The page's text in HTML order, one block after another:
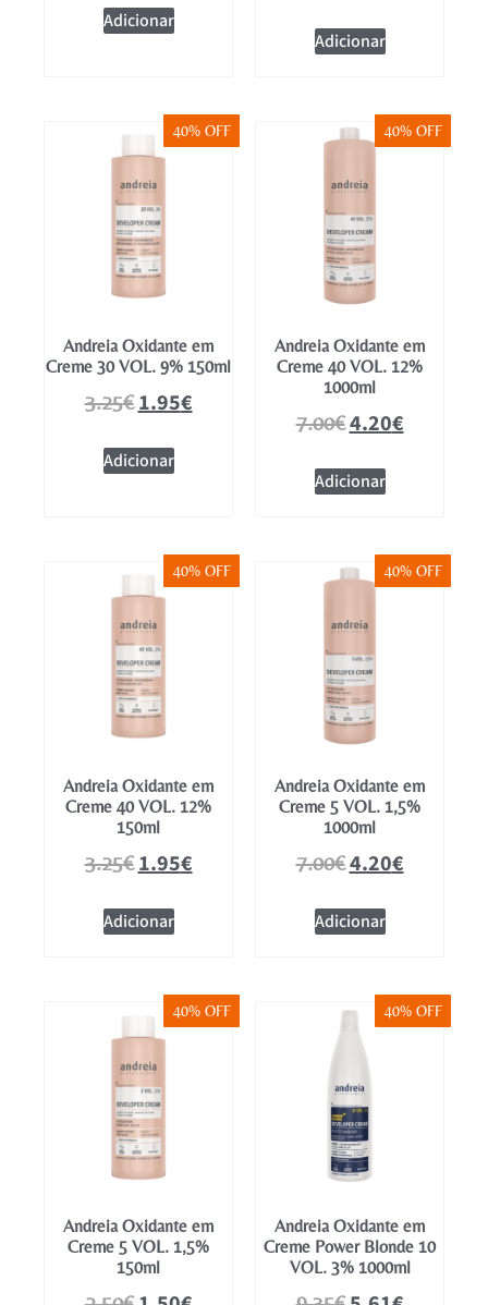
Adicionar
Adicionar
40% OFF
Andreia Oxidante em
Creme 30 VOL. 9% 150ml
3.25€1.95€
Adicionar
40% OFF
Andreia Oxidante em
Creme 40 VOL. 12%
1000ml
7.00€4.20€
Adicionar
40% OFF
Andreia Oxidante em
Creme 40 VOL. 12%
150ml
3.25€1.95€
Adicionar
40% OFF
Andreia Oxidante em
Creme 5 VOL. 1,5%
1000ml
7.00€4.20€
Adicionar
40% OFF
Andreia Oxidante em
Creme 5 VOL. 1,5%
150ml
40% OFF
Andreia Oxidante em
Creme Power Blonde 10
VOL. 3% 1000ml